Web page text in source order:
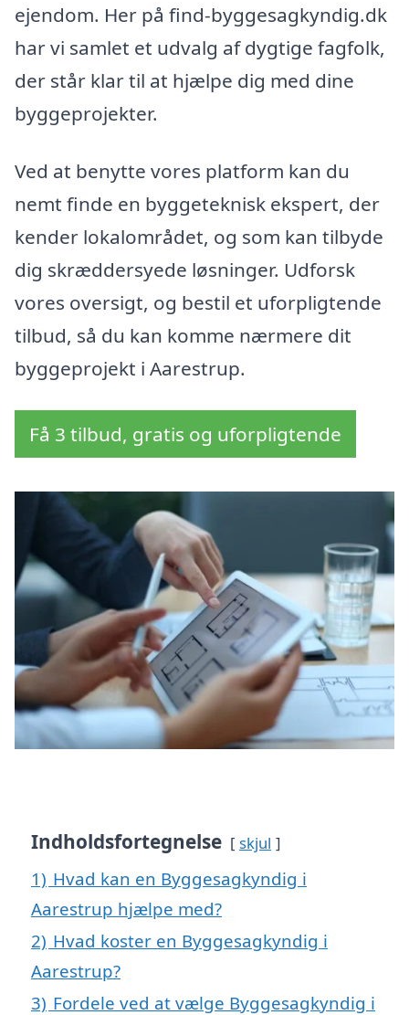
ejendom. Her på find-byggesagkyndig.dk
har vi samlet et udvalg af dygtige fagfolk,
der står klar til at hjælpe dig med dine
byggeprojekter.
Ved at benytte vores platform kan du
nemt finde en byggeteknisk ekspert, der
kender lokalområdet, og som kan tilbyde
dig skræddersyede løsninger. Udforsk
vores oversigt, og bestil et uforpligtende
tilbud, så du kan komme nærmere dit
byggeprojekt i Aarestrup.
Få 3 tilbud, gratis og uforpligtende
Indholdsfortegnelse skjul
1) Hvad kan en Byggesagkyndig i
Aarestrup hjælpe med?
2) Hvad koster en Byggesagkyndig i
Aarestrup?
3) Fordele ved at vælge Byggesagkyndig i